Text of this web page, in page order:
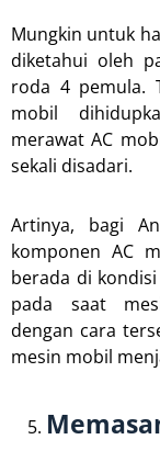
Mungkin untuk
diketahui oleh
roda 4 pemula.
mobil
merawat AC
sekali disadari.
Artinya, bagi
komponen AC
berada di
pada saat
dengan cara
mesin mobil